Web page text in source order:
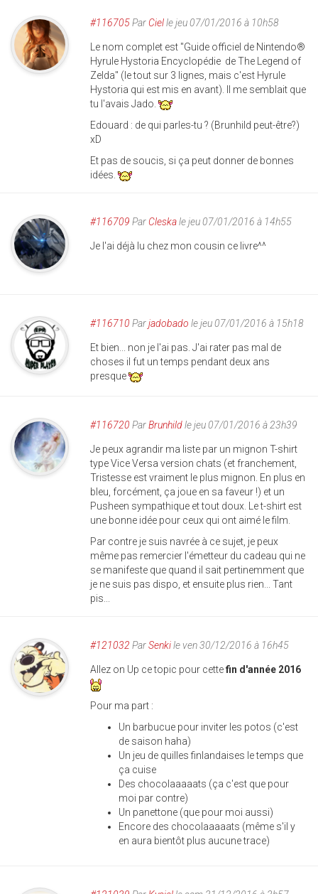
#116705Par Cielle jeu 07/01/2016 à 10h58
Le nom complet est "Guide officiel de Nintendo®
Hyrule Hystoria Encyclopédie de The Legend of
Zelda" (le tout sur 3 lignes, mais c'est Hyrule
Hystoria qui est mis en avant). Il me semblait que
tu l'avais Jado.
Edouard : de qui parles-tu ? (Brunhild peut-être?)
xD
Et pas de soucis, si ça peut donner de bonnes
idées.
#116709 Par Cleskale jeu 07/01/2016 à 14h55
Je l'ai déjà lu chez mon cousin ce livre^^
#116710 Parjadobado le jeu 07/01/2016 à 15h18
Et bien... non je l'ai pas. J'ai rater pas mal de
choses il fut un temps pendant deux ans
presque
#116720 ParBrunhildle jeu 07/01/2016 à 23h39
Je peux agrandir ma liste par un mignon T-shirt
type Vice Versa version chats (et franchement,
Tristesse est vraiment le plus mignon. En plus en
bleu, forcément, ça joue en sa faveur !) et un
Pusheen sympathique et tout doux. Le t-shirt est
une bonne idée pour ceux qui ont aimé le film.
Par contre je suis navrée à ce sujet, je peux
même pas remercier l'émetteur du cadeau qui ne
se manifeste que quand il sait pertinemment que
je ne suis pas dispo, et ensuite plus rien... Tant
pis...
#121032 ParSenkile ven 30/12/2016 à 16h45
Allez on Up ce topic pour cettefin d'année 2016
Pour ma part :
Un barbucue pour inviter les potos (c'est
de saison haha)
Un jeu de quilles finlandaises le temps que
ça cuise
Des chocolaaaaats (ça c'est que pour
moi par contre)
Un panettone (que pour moi aussi)
Encore des chocolaaaaats (même s'il y
en aura bientôt plus aucune trace)